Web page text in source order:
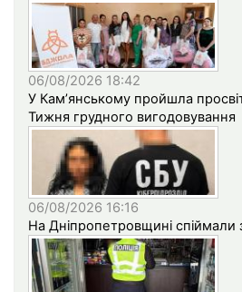
06/08/2026 18:42
У Кам’янському пройшла
Тижня грудного вигодовування
06/08/2026 16:16
На Дніпропетровщині спіймали